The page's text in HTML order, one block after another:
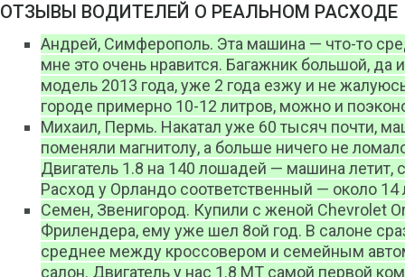
ОТЗЫВЫ ВОДИТЕЛЕЙ О РЕАЛЬНОМ РАСХОДЕ
Андрей, Симферополь. Эта машина — что-то
мне это очень нравится. Багажник большой,
модель 2013 года, уже 2 года езжу и не
городе примерно 10-12 литров, можно и
Михаил, Пермь. Накатал уже 60 тысяч почти,
поменяли магнитолу, а больше ничего не
Двигатель 1.8 на 140 лошадей — машина летит,
Расход у Орландо соответственный — около
Семен, Звенигород. Купили с женой Chevrolet
Фрилендера, ему уже шел 8ой год. В салоне
среднее между кроссовером и семейным
салон. Двигатель у нас 1.8 МТ самой первой